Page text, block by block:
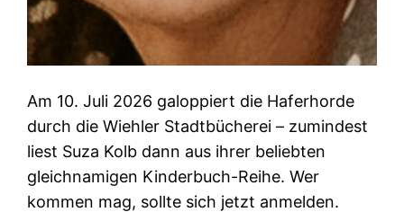
Am 10. Juli 2026 galoppiert die Haferhorde
durch die Wiehler Stadtbücherei – zumindest
liest Suza Kolb dann aus ihrer beliebten
gleichnamigen Kinderbuch-Reihe. Wer
kommen mag, sollte sich jetzt anmelden.